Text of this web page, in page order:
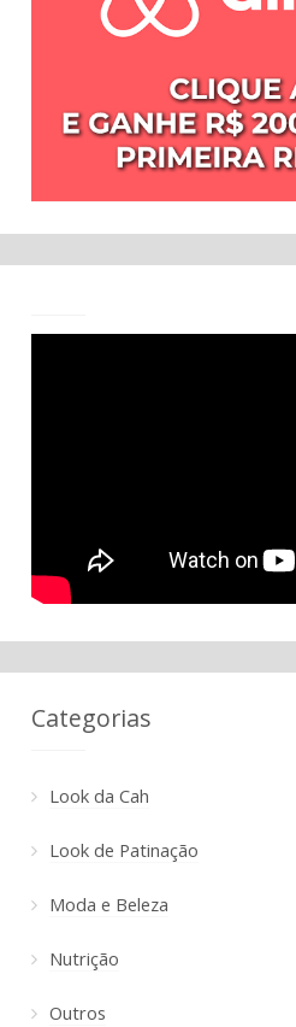
Categorias
Look da Cah
Look de Patinação
Moda e Beleza
Nutrição
Outros